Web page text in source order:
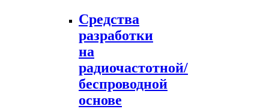
Средства
разработки
на
радиочастотной/
беспроводной
основе